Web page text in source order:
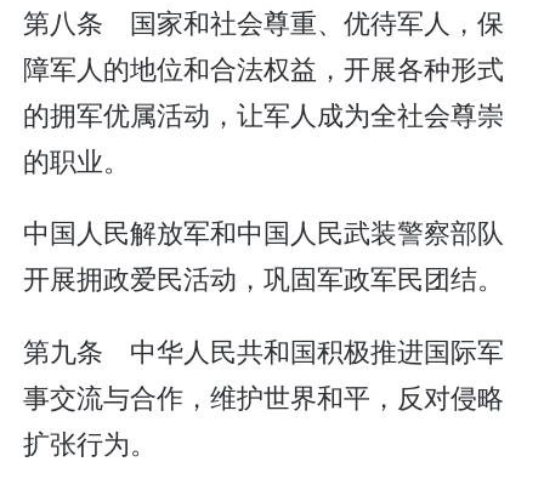
第八条 国家和社会尊重、优待军人，保
障军人的地位和合法权益，开展各种形式
的拥军优属活动，让军人成为全社会尊崇
的职业。
中国人民解放军和中国人民武装警察部队
开展拥政爱民活动，巩固军政军民团结。
第九条 中华人民共和国积极推进国际军
事交流与合作，维护世界和平，反对侵略
扩张行为。